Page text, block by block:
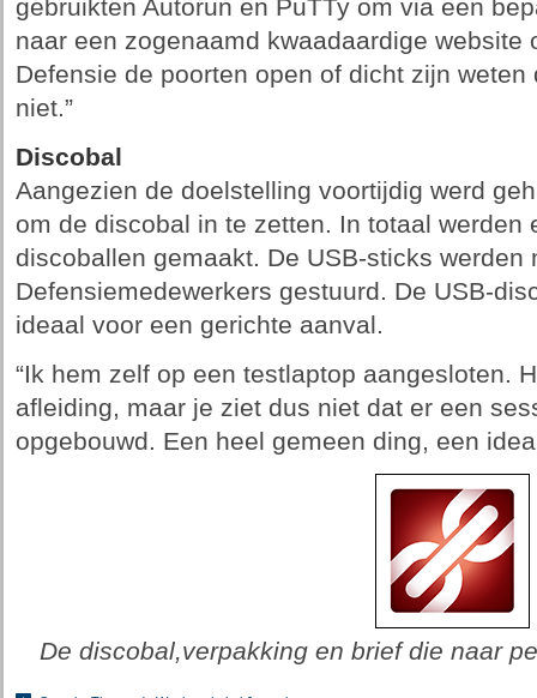
gebruikten Autorun en PuTTy om via een
naar een zogenaamd kwaadaardige website
Defensie de poorten open of dicht zijn
niet.”
Discobal
Aangezien de doelstelling voortijdig werd
om de discobal in te zetten. In totaal werden
discoballen gemaakt. De USB-sticks
Defensiemedewerkers gestuurd. De USB-
ideaal voor een gerichte aanval.
“Ik hem zelf op een testlaptop aangesloten.
afleiding, maar je ziet dus niet dat er een
opgebouwd. Een heel gemeen ding, een
De discobal,verpakking en brief die naar